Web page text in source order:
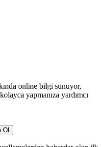
online bilgi sunuyor,
yapmanıza yardımcı
Ol